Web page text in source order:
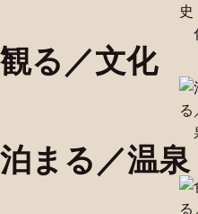
観る／文化
泊まる／温泉